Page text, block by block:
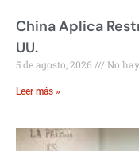
China Aplica
UU.
5 de agosto, 2026 No
Leer más »